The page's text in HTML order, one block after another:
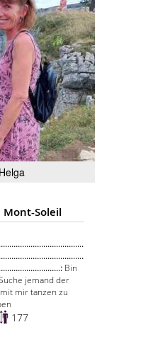
Helga
Soleil
Bin
jemand der
mir tanzen zu
177